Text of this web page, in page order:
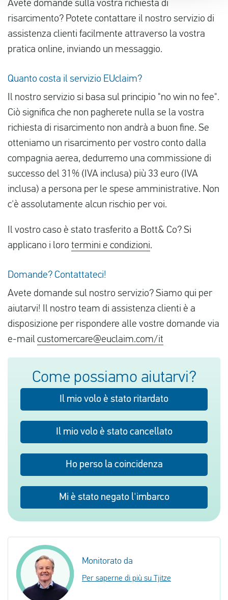
Avete domande sulla vostra richiesta di
risarcimento? Potete contattare il nostro servizio di
assistenza clienti facilmente attraverso la vostra
pratica online, inviando un messaggio.
Quanto costa il servizio EUclaim?
Il nostro servizio si basa sul principio "no win no fee".
Ciò significa che non pagherete nulla se la vostra
richiesta di risarcimento non andrà a buon fine. Se
otteniamo un risarcimento per vostro conto dalla
compagnia aerea, dedurremo una commissione di
successo del 31% (IVA inclusa) più 33 euro (IVA
inclusa) a persona per le spese amministrative. Non
c'è assolutamente alcun rischio per voi.
Il vostro caso è stato trasferito a Bott& Co? Si
applicano i loro termini e condizioni.
Domande? Contattateci!
Avete domande sul nostro servizio? Siamo qui per
aiutarvi! Il nostro team di assistenza clienti è a
disposizione per rispondere alle vostre domande via
e-mail customercare@euclaim.com/it
Come possiamo aiutarvi?
Il mio volo è stato ritardato
Il mio volo è stato cancellato
Ho perso la coincidenza
Mi è stato negato l'imbarco
Monitorato da
Per saperne di più su Tjitze